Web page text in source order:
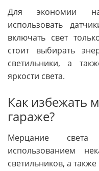
Для экономии
использовать
включать свет
стоит выбирать
светильники, а
яркости света.
Как избежать
гараже?
Мерцание
использованием
светильников, а